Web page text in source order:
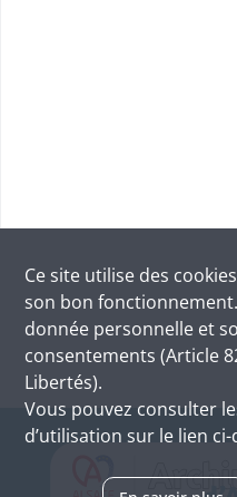
Ce site utilise des cookies
son bon
donnée personnelle et
consentements (Article
Libertés).
Vous pouvez consulter
d’utilisation sur le lien ci-